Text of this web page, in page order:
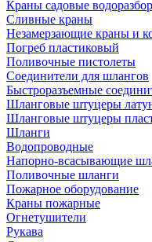
Краны садовые
Сливные краны
Незамерзающие краны и
Погреб пластиковый
Поливочные пистолеты
Соединители для шлангов
Быстроразъемные
Шланговые штуцеры
Шланговые штуцеры
Шланги
Водопроводные
Напорно-всасывающие
Поливочные шланги
Пожарное оборудование
Краны пожарные
Огнетушители
Рукава